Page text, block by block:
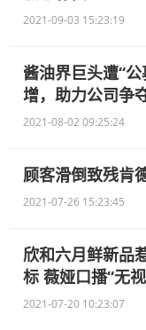
2021-09-03 15:23:19
酱油界巨头遭“
增，助力公司争
2021-08-02 09:25:24
顾客滑倒致残肯
2021-07-26 15:23:45
欣和六月鲜新品
标 薇娅口播“无
2021-07-20 10:23:07